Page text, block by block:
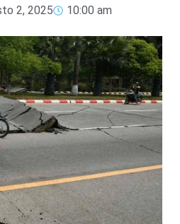
2, 2025
10:00 am